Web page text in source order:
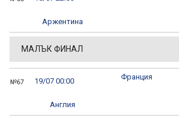
Аржентина
МАЛЪК ФИНАЛ
№67 19/07 00:00 Франция
Англия